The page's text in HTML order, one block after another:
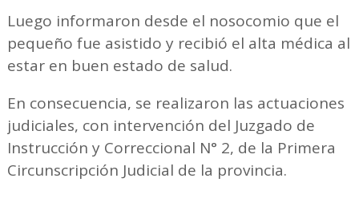
Luego informaron desde el nosocomio que el
pequeño fue asistido y recibió el alta médica al
estar en buen estado de salud.
En consecuencia, se realizaron las actuaciones
judiciales, con intervención del Juzgado de
Instrucción y Correccional N° 2, de la Primera
Circunscripción Judicial de la provincia.